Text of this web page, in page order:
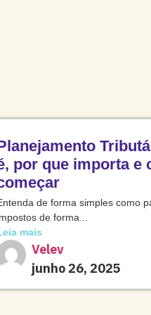
por que importa e
de forma simples como
de forma...
mais
Velev
junho 26, 2025